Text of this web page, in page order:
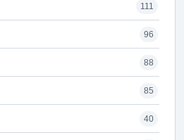
111
96
88
85
40